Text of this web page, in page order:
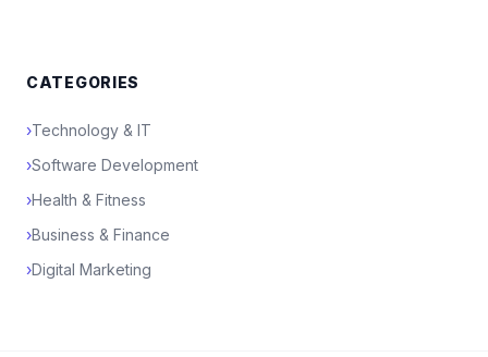
CATEGORIES
›Technology & IT
›Software Development
›Health & Fitness
›Business & Finance
›Digital Marketing